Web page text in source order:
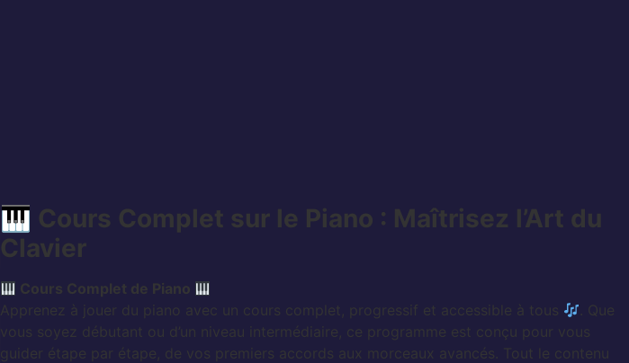
🎹 Cours Complet sur le Piano : Maîtrisez l’Art du
Clavier
Cours Complet de Piano
Apprenez à jouer du piano avec un cours complet, progressif et accessible à tous
. Que
vous soyez débutant ou d’un niveau intermédiaire, ce programme est conçu pour vous
guider étape par étape, de vos premiers accords aux morceaux avancés. Tout le contenu